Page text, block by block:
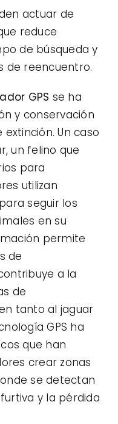
actuar de
reduce
de búsqueda y
de reencuentro.
GPS se ha
y conservación
Un caso
un felino que
para
utilizan
seguir los
en su
permite
de
a la
de
tanto al jaguar
GPS ha
que han
crear zonas
se detectan
y la pérdida